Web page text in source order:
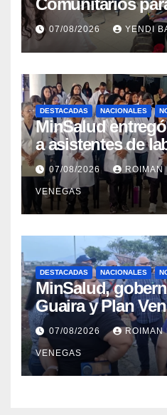
Comunitarios
Discapacidad en
Rehabilitación
07/08/2026 YENDI
DESTACADAS NACIONALES
MinSalud
a asistentes de
para garantizar
profesional
07/08/2026 ROIMAN
VENEGAS
DESTACADAS NACIONALES
MinSalud,
Guaira y Plan
iniciaron la
del Centro
el Mar
07/08/2026 ROIMAN
VENEGAS